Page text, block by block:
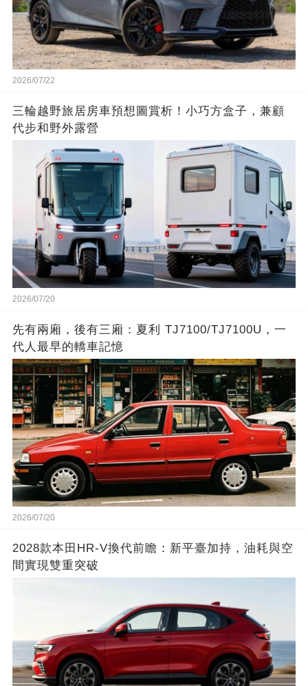
2026/07/22
三輪越野旅居房車預想圖賞析！小巧方盒子，兼顧
代步和野外露營
2026/07/20
先有兩廂，後有三廂：夏利 TJ7100/TJ7100U，一
代人最早的轎車記憶
2026/07/20
2028款本田HR-V換代前瞻：新平臺加持，油耗與空
間實現雙重突破